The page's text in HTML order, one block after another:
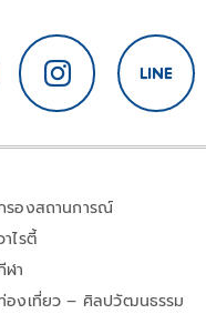
รองสถานการณ์
าไรตี้
ฬา
องเที่ยว – ศิลปวัฒนธรรม